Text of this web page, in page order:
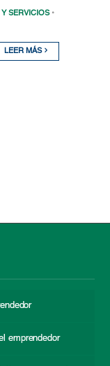
SERVICIOS •
LEER MÁS
emprendedor